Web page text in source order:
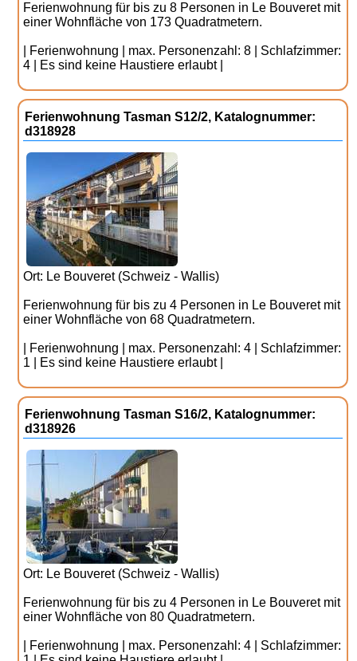
Ferienwohnung für bis zu 8 Personen in Le Bouveret mit
einer Wohnfläche von 173 Quadratmetern.
| Ferienwohnung | max. Personenzahl: 8 | Schlafzimmer:
4 | Es sind keine Haustiere erlaubt |
Ferienwohnung Tasman S12/2, Katalognummer:
d318928
Ort: Le Bouveret (Schweiz - Wallis)
Ferienwohnung für bis zu 4 Personen in Le Bouveret mit
einer Wohnfläche von 68 Quadratmetern.
| Ferienwohnung | max. Personenzahl: 4 | Schlafzimmer:
1 | Es sind keine Haustiere erlaubt |
Ferienwohnung Tasman S16/2, Katalognummer:
d318926
Ort: Le Bouveret (Schweiz - Wallis)
Ferienwohnung für bis zu 4 Personen in Le Bouveret mit
einer Wohnfläche von 80 Quadratmetern.
| Ferienwohnung | max. Personenzahl: 4 | Schlafzimmer: